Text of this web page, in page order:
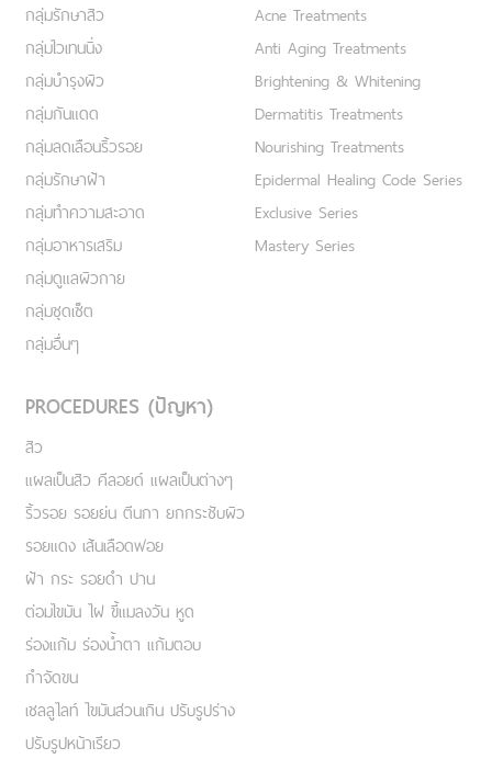
กลุ่มรักษาสิว
กลุ่มไวเทนนิ่ง
กลุ่มบำรุงผิว
กลุ่มกันแดด
กลุ่มลดเลือนริ้วรอย
กลุ่มรักษาฝ้า
กลุ่มทำความสะอาด
กลุ่มอาหารเสริม
กลุ่มดูแลผิวกาย
กลุ่มชุดเซ็ต
กลุ่มอื่นๆ
Acne Treatments
Anti Aging Treatments
Brightening & Whitening
Dermatitis Treatments
Nourishing Treatments
Epidermal Healing Code Series
Exclusive Series
Mastery Series
PROCEDURES (ปัญหา)
สิว
แผลเป็นสิว คีลอยด์ แผลเป็นต่างๆ
ริ้วรอย รอยย่น ตีนกา ยกกระชับผิว
รอยแดง เส้นเลือดฟอย
ฝ้า กระ รอยดำ ปาน
ต่อมไขมัน ไฝ ขี้แมลงวัน หูด
ร่องแก้ม ร่องน้ำตา แก้มตอบ
กำจัดขน
เชลลูไลท์ ไขมันส่วนเกิน ปรับรูปร่าง
ปรับรูปหน้าเรียว